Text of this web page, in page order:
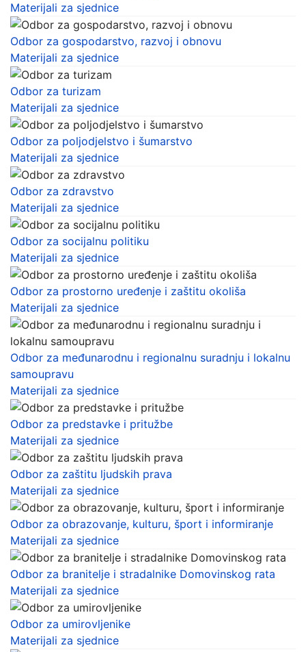
Materijali za sjednice
Odbor za gospodarstvo, razvoj i obnovu
Materijali za sjednice
Odbor za turizam
Materijali za sjednice
Odbor za poljodjelstvo i šumarstvo
Materijali za sjednice
Odbor za zdravstvo
Materijali za sjednice
Odbor za socijalnu politiku
Materijali za sjednice
Odbor za prostorno uređenje i zaštitu okoliša
Materijali za sjednice
Odbor za međunarodnu i regionalnu suradnju i lokalnu
samoupravu
Materijali za sjednice
Odbor za predstavke i pritužbe
Materijali za sjednice
Odbor za zaštitu ljudskih prava
Materijali za sjednice
Odbor za obrazovanje, kulturu, šport i informiranje
Materijali za sjednice
Odbor za branitelje i stradalnike Domovinskog rata
Materijali za sjednice
Odbor za umirovljenike
Materijali za sjednice